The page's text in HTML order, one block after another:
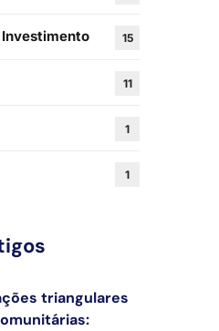
15
11
1
1
triangulares